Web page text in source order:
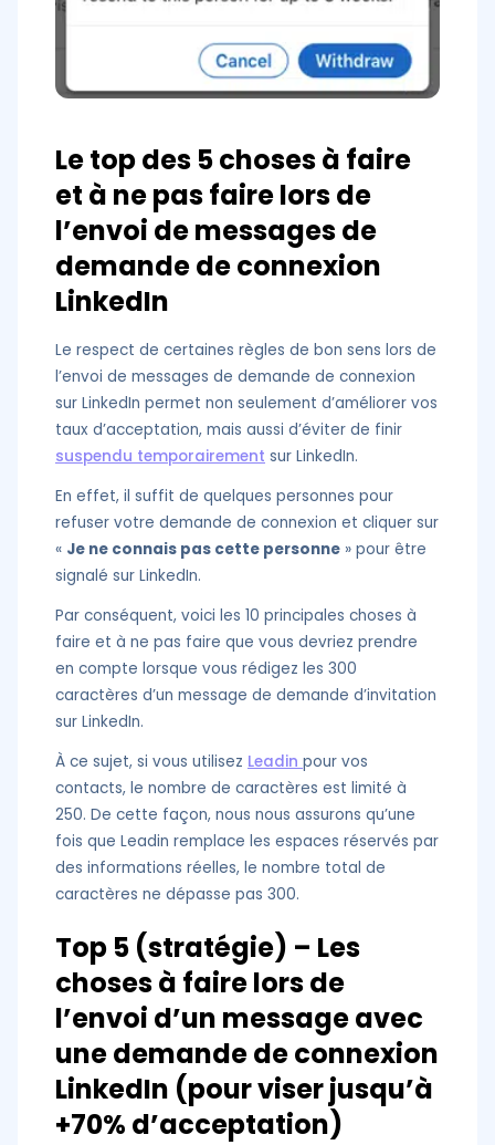
Le top des 5 choses à faire
et à ne pas faire lors de
l’envoi de messages de
demande de connexion
LinkedIn
Le respect de certaines règles de bon sens lors de
l’envoi de messages de demande de connexion
sur LinkedIn permet non seulement d’améliorer vos
taux d’acceptation, mais aussi d’éviter de finir
suspendu temporairement sur LinkedIn.
En effet, il suffit de quelques personnes pour
refuser votre demande de connexion et cliquer sur
« Je ne connais pas cette personne » pour être
signalé sur LinkedIn.
Par conséquent, voici les 10 principales choses à
faire et à ne pas faire que vous devriez prendre
en compte lorsque vous rédigez les 300
caractères d’un message de demande d’invitation
sur LinkedIn.
À ce sujet, si vous utilisez Leadin pour vos
contacts, le nombre de caractères est limité à
250. De cette façon, nous nous assurons qu’une
fois que Leadin remplace les espaces réservés par
des informations réelles, le nombre total de
caractères ne dépasse pas 300.
Top 5 (stratégie) – Les
choses à faire lors de
l’envoi d’un message avec
une demande de connexion
LinkedIn (pour viser jusqu’à
+70% d’acceptation)